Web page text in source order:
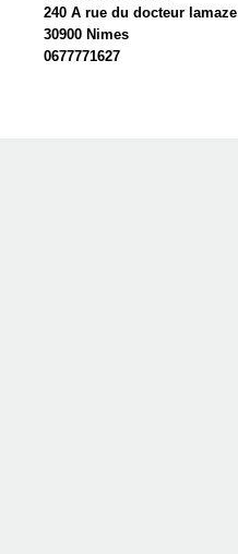
240 A rue du docteur lamaze
30900 Nimes
0677771627